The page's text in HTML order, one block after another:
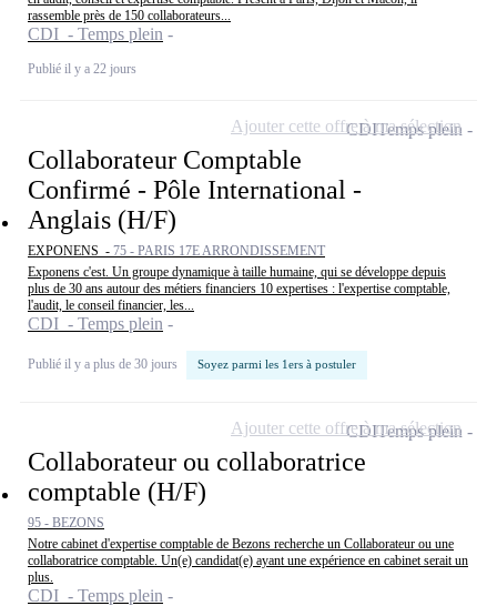
rassemble près de 150 collaborateurs...
CDI - Temps plein
Publié il y a 22 jours
Collaborateur Comptable
Confirmé - Pôle International -
Anglais (H/F)
EXPONENS - 75 - PARIS 17E ARRONDISSEMENT
Exponens c'est. Un groupe dynamique à taille humaine, qui se développe depuis
plus de 30 ans autour des métiers financiers 10 expertises : l'expertise comptable,
l'audit, le conseil financier, les...
CDI - Temps plein
Publié il y a plus de 30 jours Soyez parmi les 1ers à postuler
CDITemps plein
Ajouter cette offre à ma sélection
Collaborateur ou collaboratrice
comptable (H/F)
95 - BEZONS
Notre cabinet d'expertise comptable de Bezons recherche un Collaborateur ou une
collaboratrice comptable. Un(e) candidat(e) ayant une expérience en cabinet serait un
plus.
CDI - Temps plein
CDITemps plein
Ajouter cette offre à ma sélection